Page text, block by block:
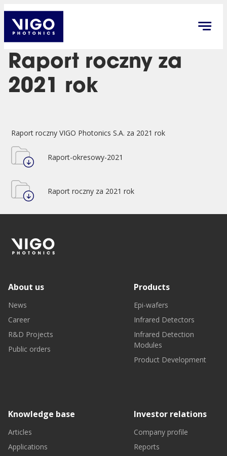
Raport roczny za
2021 rok
Raport roczny VIGO Photonics S.A. za 2021 rok
Raport-okresowy-2021
Raport roczny za 2021 rok
About us
News
Career
R&D Projects
Public orders
Products
Epi-wafers
Infrared Detectors
Infrared Detection
Modules
Product Development
Knowledge base
Articles
Applications
Investor relations
Company profile
Reports